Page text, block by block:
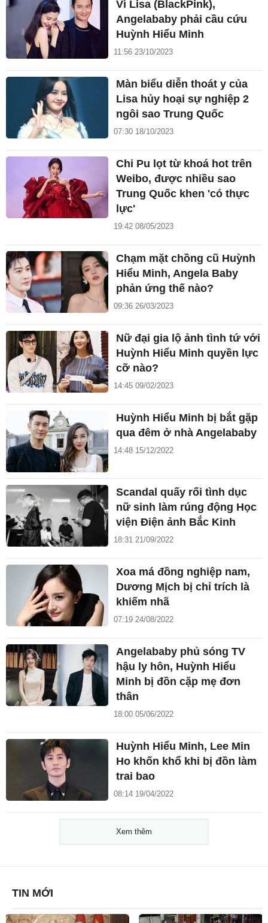
Vì Lisa (BlackPink),
Angelababy phải cầu cứu
Huỳnh Hiểu Minh
11:56 23/10/2023
Màn biểu diễn thoát y của
Lisa hủy hoại sự nghiệp 2
ngôi sao Trung Quốc
07:30 18/10/2023
Chi Pu lọt từ khoá hot trên
Weibo, được nhiều sao
Trung Quốc khen 'có thực
lực'
19:42 08/05/2023
Chạm mặt chồng cũ Huỳnh
Hiểu Minh, Angela Baby
phản ứng thế nào?
09:36 26/03/2023
Nữ đại gia lộ ảnh tình tứ với
Huỳnh Hiểu Minh quyền lực
cỡ nào?
14:45 09/02/2023
Huỳnh Hiểu Minh bị bắt gặp
qua đêm ở nhà Angelababy
14:48 15/12/2022
Scandal quấy rối tình dục
nữ sinh làm rúng động Học
viện Điện ảnh Bắc Kinh
18:31 21/09/2022
Xoa má đồng nghiệp nam,
Dương Mịch bị chỉ trích là
khiếm nhã
07:19 24/08/2022
Angelababy phủ sóng TV
hậu ly hôn, Huỳnh Hiểu
Minh bị đồn cặp mẹ đơn
thân
18:00 05/06/2022
Huỳnh Hiểu Minh, Lee Min
Ho khốn khổ khi bị đồn làm
trai bao
08:14 19/04/2022
Xem thêm
TIN MỚI